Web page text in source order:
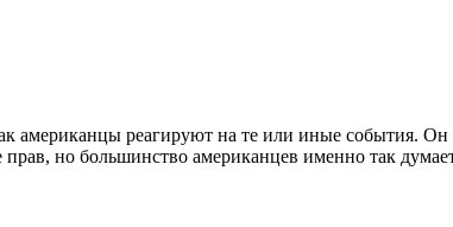
американцы реагируют на те или иные события.
но большинство американцев именно так